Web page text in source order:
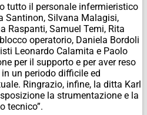
tutto il personale infermieristico
Santinon, Silvana Malagisi,
Raspanti, Samuel Temi, Rita
operatorio, Daniela Bordoli
Leonardo Calamita e Paolo
per il supporto e per aver reso
un periodo difficile ed
Ringrazio, infine, la ditta Karl
la strumentazione e la
tecnico”.